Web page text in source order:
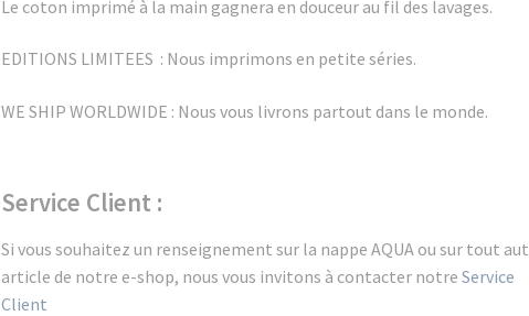
Le coton imprimé à la main gagnera en douceur au fil des lavages.
EDITIONS LIMITEES : Nous imprimons en petite séries.
WE SHIP WORLDWIDE : Nous vous livrons partout dans le monde.
Service Client :
Si vous souhaitez un renseignement sur la nappe AQUA ou sur tout
article de notre e-shop, nous vous invitons à contacter notre Service
Client